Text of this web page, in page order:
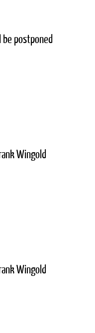
be postponed
Wingold
Wingold